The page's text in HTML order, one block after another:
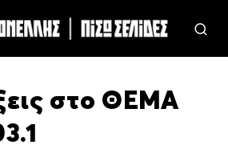
στο ΘΕΜΑ